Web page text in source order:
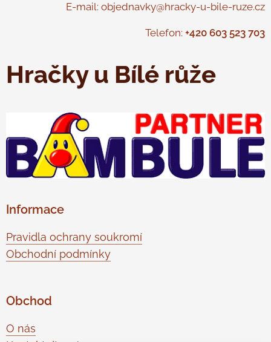
E-mail: objednavky@hracky-u-bile-ruze.cz
Telefon: +420 603 523 703
Hračky u Bílé růže
Informace
Pravidla ochrany soukromí
Obchodní podmínky
Obchod
O nás